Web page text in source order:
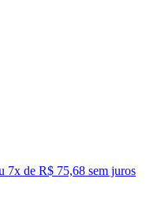
7x de R$ 75,68 sem juros